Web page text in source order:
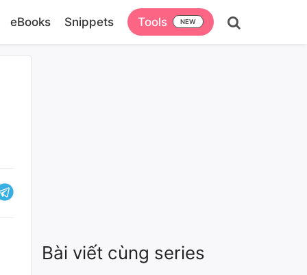
eBooks Snippets Tools
Bài viết cùng series